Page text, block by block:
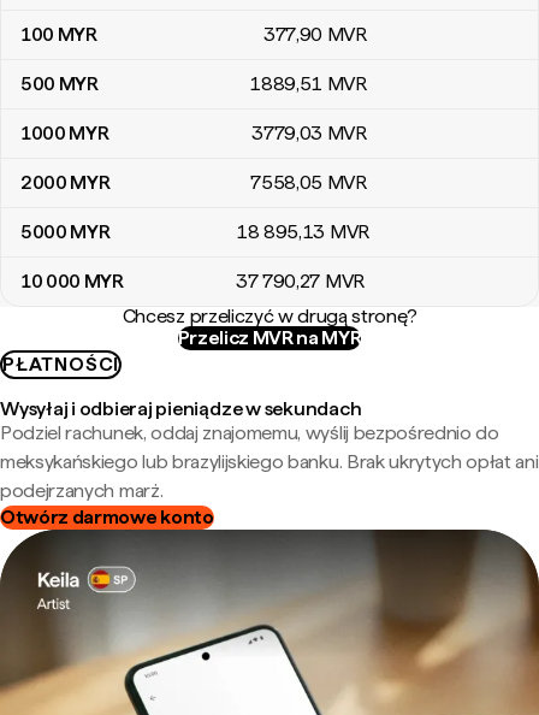
100 MYR 377,90 MVR
500 MYR 1889,51 MVR
1000 MYR 3779,03 MVR
2000 MYR 7558,05 MVR
5000 MYR 18 895,13 MVR
10 000 MYR 37 790,27 MVR
Chcesz przeliczyć w drugą stronę?
Przelicz MVR na MYR
PŁATNOŚCI
Wysyłaj i odbieraj pieniądze w sekundach
Podziel rachunek, oddaj znajomemu, wyślij bezpośrednio do
meksykańskiego lub brazylijskiego banku. Brak ukrytych opłat ani
podejrzanych marż.
Otwórz darmowe konto